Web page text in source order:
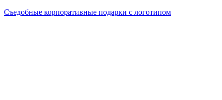
Съедобные корпоративные подарки с логотипом